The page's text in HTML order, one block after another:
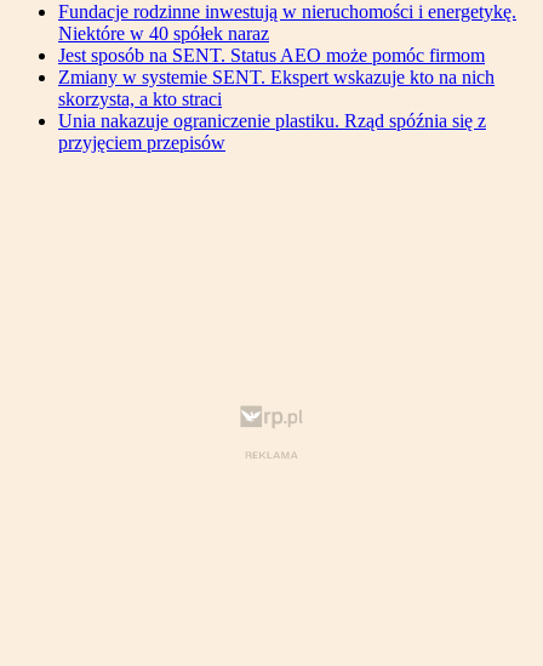
Fundacje rodzinne inwestują w nieruchomości i energetykę.
Niektóre w 40 spółek naraz
Jest sposób na SENT. Status AEO może pomóc firmom
Zmiany w systemie SENT. Ekspert wskazuje kto na nich
skorzysta, a kto straci
Unia nakazuje ograniczenie plastiku. Rząd spóźnia się z
przyjęciem przepisów